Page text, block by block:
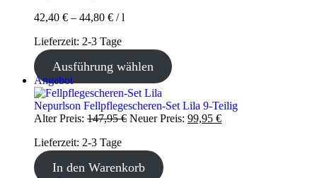
42,40 € – 44,80 € /l
Lieferzeit: 2-3 Tage
Ausführung wählen
AngebotProdukt
im
Angebot
Nepurlson Fellpflegescheren-Set Lila 9-Teilig
Alter Preis: 147,95€ Ursprünglicher
147,95 €
Neuer Preis: 99,95 €Aktueller
Lieferzeit: 2-3 Tage
In den Warenkorb